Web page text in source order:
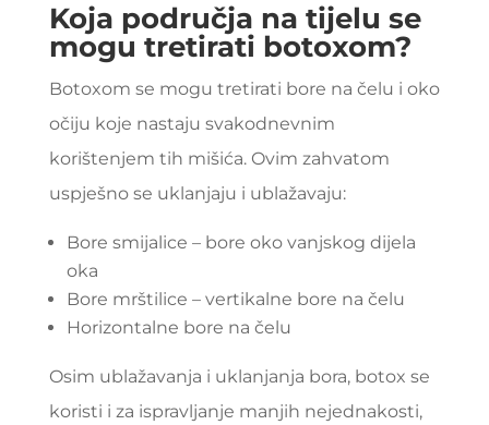
Koja područja na tijelu se
mogu tretirati botoxom?
Botoxom se mogu tretirati bore na čelu i oko
očiju koje nastaju svakodnevnim
korištenjem tih mišića. Ovim zahvatom
uspješno se uklanjaju i ublažavaju:
Bore smijalice – bore oko vanjskog dijela
oka
Bore mrštilice – vertikalne bore na čelu
Horizontalne bore na čelu
Osim ublažavanja i uklanjanja bora, botox se
koristi i za ispravljanje manjih nejednakosti,